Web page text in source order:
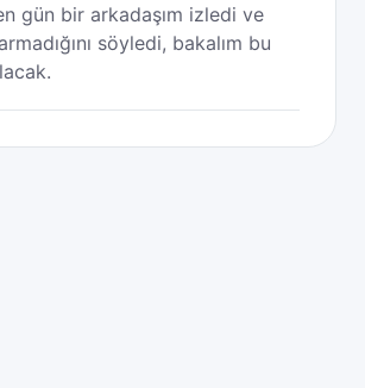
gün bir arkadaşım izledi ve
söyledi, bakalım bu